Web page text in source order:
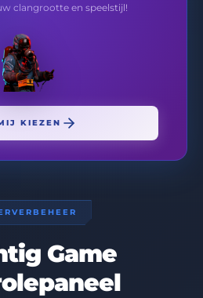
clangrootte en speelstijl!
KIEZEN
Game